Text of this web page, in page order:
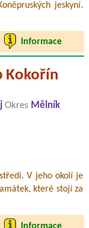
jeskyní.
Informace
Kokořín
Okres Mělník
V jeho okolí je
které stojí za
Informace